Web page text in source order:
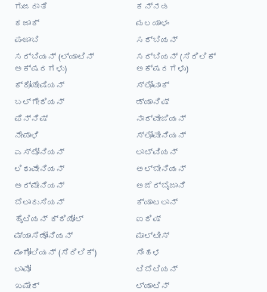
ಗುಜರಾತಿ
ಕನ್ನಡ
ಕಜಾಕ್
ಮಲಯಾಳಂ
ಪಂಜಾಬಿ
ಸರ್ಬಿಯನ್
ಸರ್ಬಿಯನ್ (ಲ್ಯಾಟಿನ್
ಅಕ್ಷರಗಳು)
ಸರ್ಬಿಯನ್ (ಸಿರಿಲಿಕ್
ಅಕ್ಷರಗಳು)
ಕ್ರೋಯೇಷಿಯನ್
ಸ್ಲೋವಾಕ್
ಬಲ್ಗೇರಿಯನ್
ಡ್ಯಾನಿಷ್
ಫಿನ್ನಿಷ್
ನಾರ್ವೇಜಿಯನ್
ನೇಪಾಳಿ
ಸ್ಲೋವೇನಿಯನ್
ಎಸ್ಟೋನಿಯನ್
ಲಾಟ್ವಿಯನ್
ಲಿಥುವೇನಿಯನ್
ಅಲ್ಬೇನಿಯನ್
ಅರ್ಮೇನಿಯನ್
ಅಜೆರ್ಬೈಜಾನಿ
ಬೆಲಾರುಸಿಯನ್
ಕ್ಯಾಟಲಾನ್
ಹೈಟಿಯನ್ ಕ್ರಿಯೋಲ್
ಐರಿಷ್
ಮ್ಯಾಸಿಡೋನಿಯನ್
ಮಾಲ್ಟೀಸ್
ಮಂಗೋಲಿಯನ್ (ಸಿರಿಲಿಕ್)
ಸಿಂಹಳ
ಲಾವೋ
ಟಿಬೆಟಿಯನ್
ಖಮೇರ್
ಲ್ಯಾಟಿನ್